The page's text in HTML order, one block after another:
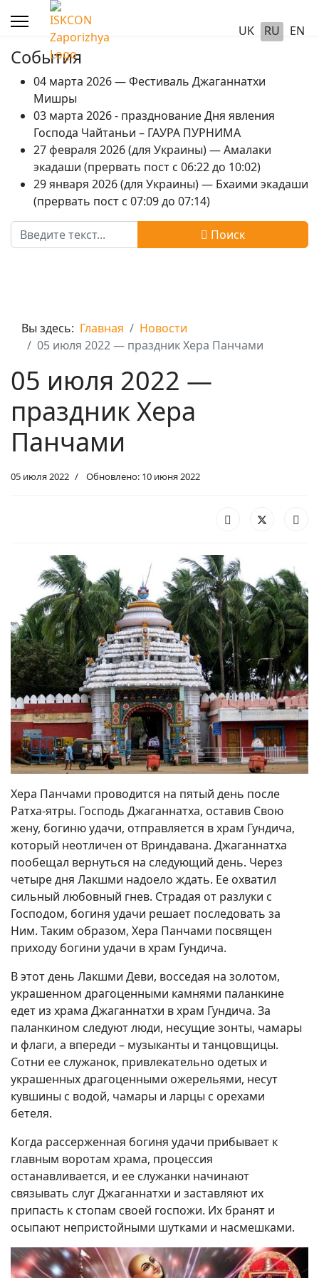
UK RU EN
События
04 марта 2026 — Фестиваль Джаганнатхи
Мишры
03 марта 2026 - празднование Дня явления
Господа Чайтаньи – ГАУРА ПУРНИМА
27 февраля 2026 (для Украины) — Амалаки
экадаши (прервать пост с 06:22 до 10:02)
29 января 2026 (для Украины) — Бхаими экадаши
(прервать пост с 07:09 до 07:14)
Поиск
Поиск
Вы здесь: Главная
Новости
05 июля 2022 — праздник Хера Панчами
05 июля 2022 —
праздник Хера
Панчами
05 июля 2022 Обновлено: 10 июня 2022
Хера Панчами проводится на пятый день после
Ратха-ятры. Господь Джаганнатха, оставив Свою
жену, богиню удачи, отправляется в храм Гундича,
который неотличен от Вриндавана. Джаганнатха
пообещал вернуться на следующий день. Через
четыре дня Лакшми надоело ждать. Ее охватил
сильный любовный гнев. Страдая от разлуки с
Господом, богиня удачи решает последовать за
Ним. Таким образом, Хера Панчами посвящен
приходу богини удачи в храм Гундича.
В этот день Лакшми Деви, восседая на золотом,
украшенном драгоценными камнями паланкине
едет из храма Джаганнатхи в храм Гундича. За
паланкином следуют люди, несущие зонты, чамары
и флаги, а впереди – музыканты и танцовщицы.
Сотни ее служанок, привлекательно одетых и
украшенных драгоценными ожерельями, несут
кувшины с водой, чамары и ларцы с орехами
бетеля.
Когда рассерженная богиня удачи прибывает к
главным воротам храма, процессия
останавливается, и ее служанки начинают
связывать слуг Джаганнатхи и заставляют их
припасть к стопам своей госпожи. Их бранят и
осыпают непристойными шутками и насмешками.